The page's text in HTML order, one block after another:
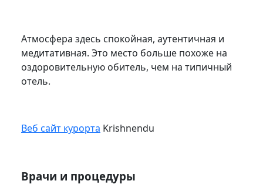
Атмосфера здесь спокойная, аутентичная и
медитативная. Это место больше похоже на
оздоровительную обитель, чем на типичный
отель.
Веб сайт курорта Krishnendu
Врачи и процедуры